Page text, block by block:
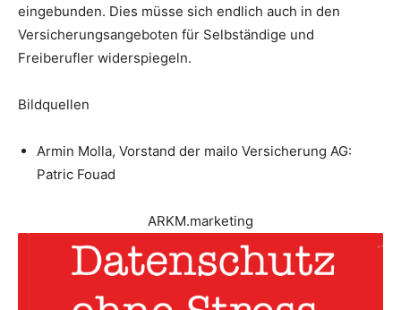
eingebunden. Dies müsse sich endlich auch in den
Versicherungsangeboten für Selbständige und
Freiberufler widerspiegeln.
Bildquellen
Armin Molla, Vorstand der mailo Versicherung AG:
Patric Fouad
ARKM.marketing